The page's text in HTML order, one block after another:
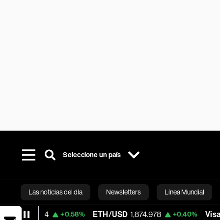
Seleccione un país
Las noticias del día Newsletters Línea Mundial
Bloomberg
ETH/USD 1,874.978 +0.40% Visa 369.53